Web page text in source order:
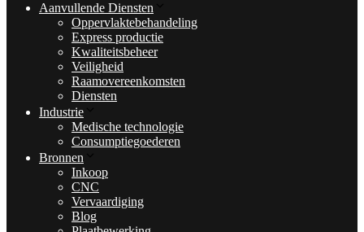
Aanvullende Diensten
Oppervlaktebehandeling
Express productie
Kwaliteitsbeheer
Veiligheid
Raamovereenkomsten
Diensten
Industrie
Medische technologie
Consumptiegoederen
Bronnen
Inkoop
CNC
Vervaardiging
Blog